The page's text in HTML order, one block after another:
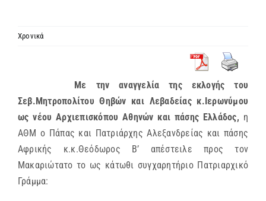
ΕΝΗΜΕΡΩΣΗ
ΣΥΝΔΕΣΕΙΣ
Χρονικά
Με την αναγγελία της εκλογής του
Σεβ.Μητροπολίτου Θηβών και Λεβαδείας κ.Ιερωνύμου
ως νέου Αρχιεπισκόπου Αθηνών και πάσης Ελλάδος, η
ΑΘΜ ο Πάπας και Πατριάρχης Αλεξανδρείας και πάσης
Αφρικής κ.κ.Θεόδωρος Β’ απέστειλε προς τον
Μακαριώτατο το ως κάτωθι συγχαρητήριο Πατριαρχικό
Γράμμα: